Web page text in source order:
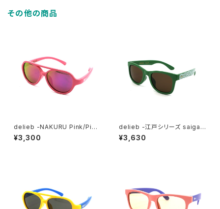
その他の商品
delieb -NAKURU Pink/Pink
mirror- BABYsize
¥3,300
delieb -江戸シリーズ saigaih
a FRASER Green/Brown-
KIDSsize
¥3,630